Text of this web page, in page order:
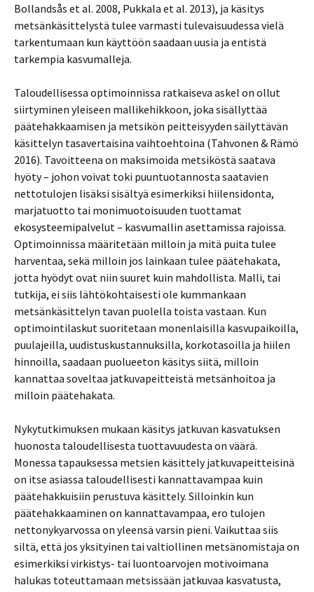
Bollandsås et al. 2008, Pukkala et al. 2013), ja käsitys
metsänkäsittelystä tulee varmasti tulevaisuudessa vielä
tarkentumaan kun käyttöön saadaan uusia ja entistä
tarkempia kasvumalleja.
Taloudellisessa optimoinnissa ratkaiseva askel on ollut
siirtyminen yleiseen mallikehikkoon, joka sisällyttää
päätehakkaamisen ja metsikön peitteisyyden säilyttävän
käsittelyn tasavertaisina vaihtoehtoina (Tahvonen & Rämö
2016). Tavoitteena on maksimoida metsiköstä saatava
hyöty – johon voivat toki puuntuotannosta saatavien
nettotulojen lisäksi sisältyä esimerkiksi hiilensidonta,
marjatuotto tai monimuotoisuuden tuottamat
ekosysteemipalvelut – kasvumallin asettamissa rajoissa.
Optimoinnissa määritetään milloin ja mitä puita tulee
harventaa, sekä milloin jos lainkaan tulee päätehakata,
jotta hyödyt ovat niin suuret kuin mahdollista. Malli, tai
tutkija, ei siis lähtökohtaisesti ole kummankaan
metsänkäsittelyn tavan puolella toista vastaan. Kun
optimointilaskut suoritetaan monenlaisilla kasvupaikoilla,
puulajeilla, uudistuskustannuksilla, korkotasoilla ja hiilen
hinnoilla, saadaan puolueeton käsitys siitä, milloin
kannattaa soveltaa jatkuvapeitteistä metsänhoitoa ja
milloin päätehakata.
Nykytutkimuksen mukaan käsitys jatkuvan kasvatuksen
huonosta taloudellisesta tuottavuudesta on väärä.
Monessa tapauksessa metsien käsittely jatkuvapeitteisinä
on itse asiassa taloudellisesti kannattavampaa kuin
päätehakkuisiin perustuva käsittely. Silloinkin kun
päätehakkaaminen on kannattavampaa, ero tulojen
nettonykyarvossa on yleensä varsin pieni. Vaikuttaa siis
siltä, että jos yksityinen tai valtiollinen metsänomistaja on
esimerkiksi virkistys- tai luontoarvojen motivoimana
halukas toteuttamaan metsissään jatkuvaa kasvatusta,